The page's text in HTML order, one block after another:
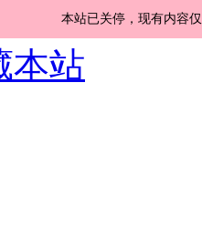
本站已关停，现有内容
本站